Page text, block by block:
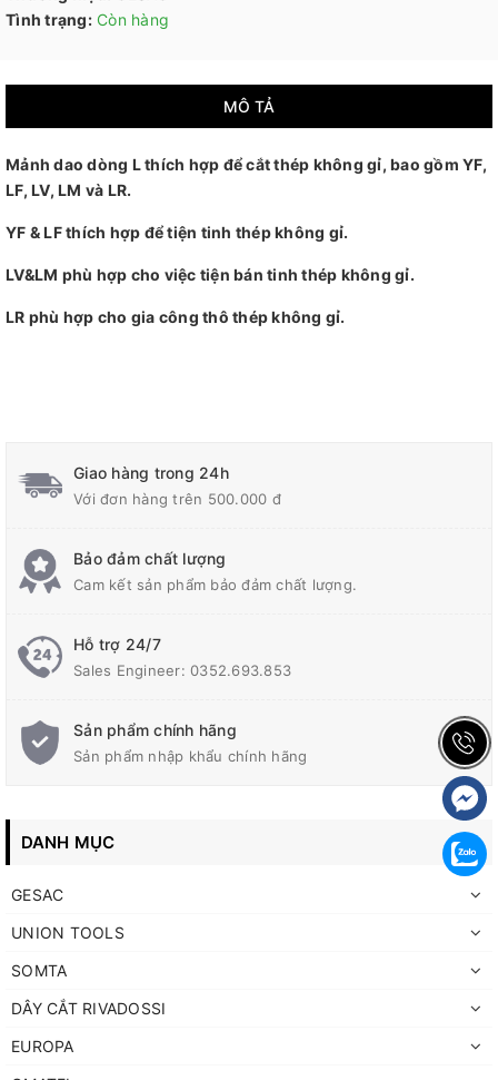
Tình trạng: Còn hàng
MÔ TẢ
Mảnh dao dòng L thích hợp để cắt thép không gỉ, bao gồm YF,
LF, LV, LM và LR.
YF & LF thích hợp để tiện tinh thép không gỉ.
LV&LM phù hợp cho việc tiện bán tinh thép không gỉ.
LR phù hợp cho gia công thô thép không gỉ.
Giao hàng trong 24h
Với đơn hàng trên 500.000 đ
Bảo đảm chất lượng
Cam kết sản phẩm bảo đảm chất lượng.
Hỗ trợ 24/7
Sales Engineer: 0352.693.853
Sản phẩm chính hãng
Sản phẩm nhập khẩu chính hãng
DANH MỤC
GESAC
UNION TOOLS
SOMTA
DÂY CẮT RIVADOSSI
EUROPA